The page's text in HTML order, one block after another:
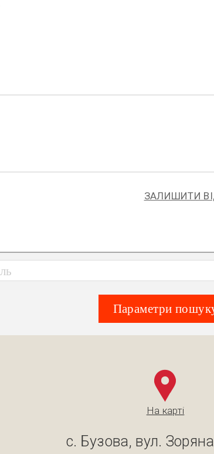
ЗАЛИШИТИ
Параметри
На карті
с. Бузова, вул.